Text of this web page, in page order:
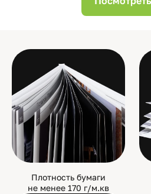
Плотность бумаги
не менее 170 г/м.кв